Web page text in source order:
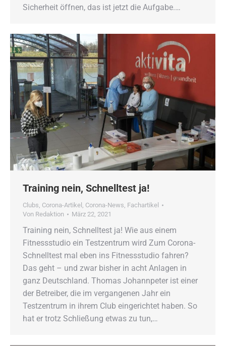
Sicherheit öffnen, das ist jetzt die Aufgabe.…
Training nein, Schnelltest ja!
Clubs, Corona-Artikel , Corona-News, Fachartikel
Von Redaktion März 22, 2021
Training nein, Schnelltest ja! Wie aus einem
Fitnessstudio ein Testzentrum wird Zum Corona-
Schnelltest mal eben ins Fitnessstudio fahren?
Das geht – und zwar bisher in acht Anlagen in
ganz Deutschland. Thomas Johannpeter ist einer
der Betreiber, die im vergangenen Jahr ein
Testzentrum in ihrem Club eingerichtet haben. So
hat er trotz Schließung etwas zu tun,…